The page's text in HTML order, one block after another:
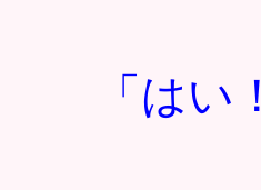
「はい